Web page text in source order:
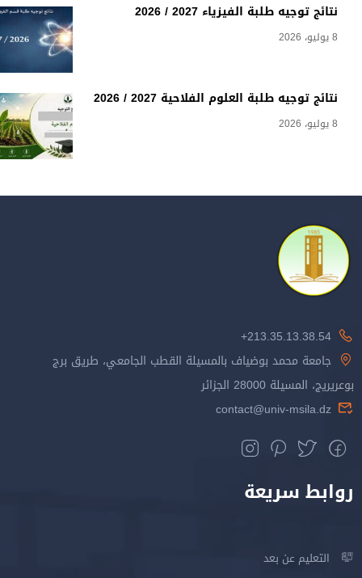
نتائج توجيه طلبة الفيزياء 2027 / 2026
8 يوليو، 2026
نتائج توجيه طلبة العلوم الفلاحية 2027 / 2026
8 يوليو، 2026
213.35.13.38.54+
جامعة محمد بوضياف بالمسيلة القطب الجامعي، طريق برج
بوعريريج، المسيلة 28000 الجزائر
contact@univ-msila.dz
روابط سريعة
التعليم عن بعد